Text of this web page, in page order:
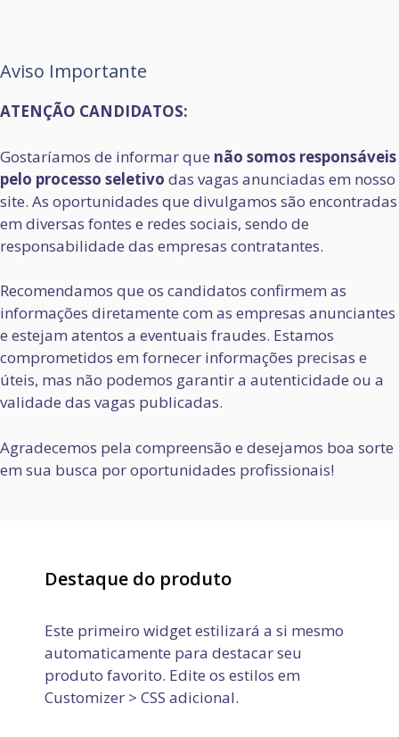
Aviso Importante
ATENÇÃO CANDIDATOS:
Gostaríamos de informar que não somos responsáveis
pelo processo seletivo das vagas anunciadas em nosso
site. As oportunidades que divulgamos são encontradas
em diversas fontes e redes sociais, sendo de
responsabilidade das empresas contratantes.
Recomendamos que os candidatos confirmem as
informações diretamente com as empresas anunciantes
e estejam atentos a eventuais fraudes. Estamos
comprometidos em fornecer informações precisas e
úteis, mas não podemos garantir a autenticidade ou a
validade das vagas publicadas.
Agradecemos pela compreensão e desejamos boa sorte
em sua busca por oportunidades profissionais!
Destaque do produto
Este primeiro widget estilizará a si mesmo
automaticamente para destacar seu
produto favorito. Edite os estilos em
Customizer > CSS adicional.